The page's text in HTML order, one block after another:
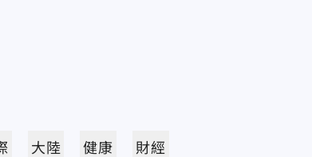
大陸 健康 財經